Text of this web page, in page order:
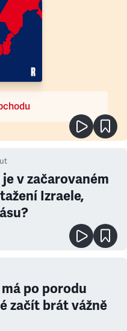
v začarovaném
Izraele,
po porodu
začít brát vážně